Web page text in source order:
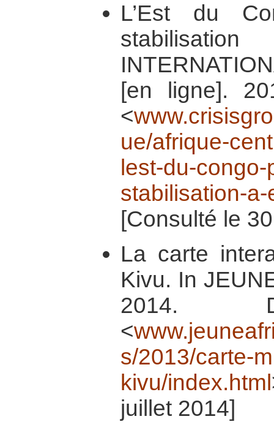
L’Est du
[en ligne].
<
ue/afrique-
lest-du-
stabilisation-
[Consulté le
La carte
Kivu. In
2014.
<
s/2013/carte-
kivu/index.html
juillet 2014]